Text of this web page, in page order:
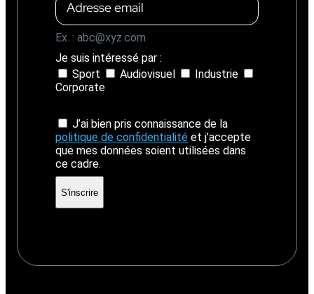
Ex. : abc@xyz.com
Je suis intéressé par :
Sport
Audiovisuel
Industrie
Corporate
J’ai bien pris connaissance de la
politique de confidentialité et j’accepte
que mes données soient utilisées dans
ce cadre.